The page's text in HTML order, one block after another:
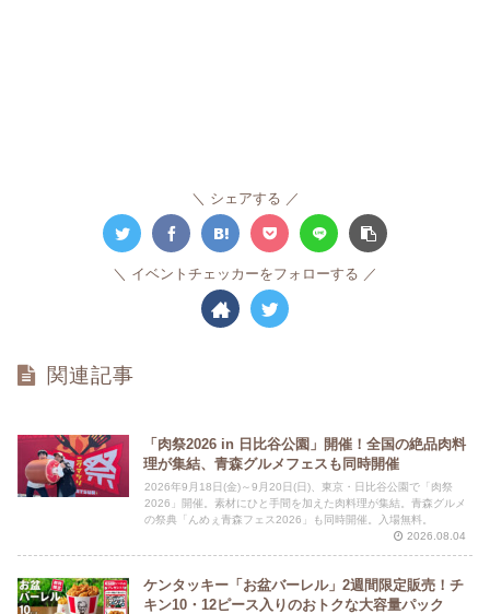
シェアする
イベントチェッカーをフォローする
関連記事
「肉祭2026 in 日比谷公園」開催！全国の絶品肉料
理が集結、青森グルメフェスも同時開催
2026年9月18日(金)～9月20日(日)、東京・日比谷公園で「肉祭
2026」開催。素材にひと手間を加えた肉料理が集結。青森グルメ
の祭典「んめぇ青森フェス2026」も同時開催。入場無料。
2026.08.04
ケンタッキー「お盆バーレル」2週間限定販売！チ
キン10・12ピース入りのおトクな大容量パック